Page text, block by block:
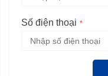
Số điện thoại